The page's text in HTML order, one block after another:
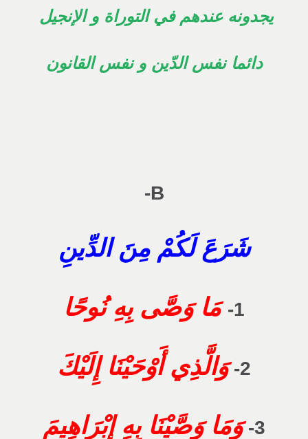
يجدونه عندهم في التوراة و الإنجيل
دائما نفس الدّين و نفس القانون
B-
شَرَعَ لَكُمْ مِنَ الدِّينِ
مَا وَصَّى بِهِ نُوحًا
وَالَّذِي أَوْحَيْنَا إِلَيْكَ
وَمَا وَصَّيْنَا بِهِ إِبْرَاهِيمَ